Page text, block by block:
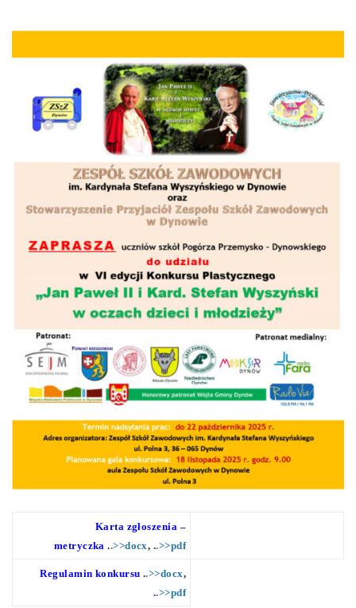
Karta zgłoszenia –
metryczka ..>>docx, ..>>pdf
Regulamin konkursu ..>>docx,
..>>pdf